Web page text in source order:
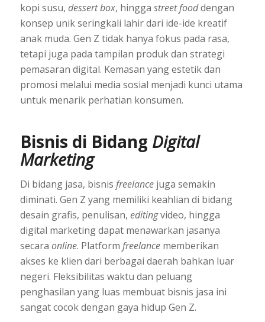
kopi susu, dessert box, hingga street fooddengan
konsep unik seringkali lahir dari ide-ide kreatif
anak muda. Gen Z tidak hanya fokus pada rasa,
tetapi juga pada tampilan produk dan strategi
pemasaran digital. Kemasan yang estetik dan
promosi melalui media sosial menjadi kunci utama
untuk menarik perhatian konsumen.
Bisnis di Bidang Digital
Marketing
Di bidang jasa, bisnis freelancejuga semakin
diminati. Gen Z yang memiliki keahlian di bidang
desain grafis, penulisan, editingvideo, hingga
digital marketing dapat menawarkan jasanya
secara online. Platform freelancememberikan
akses ke klien dari berbagai daerah bahkan luar
negeri. Fleksibilitas waktu dan peluang
penghasilan yang luas membuat bisnis jasa ini
sangat cocok dengan gaya hidup Gen Z.